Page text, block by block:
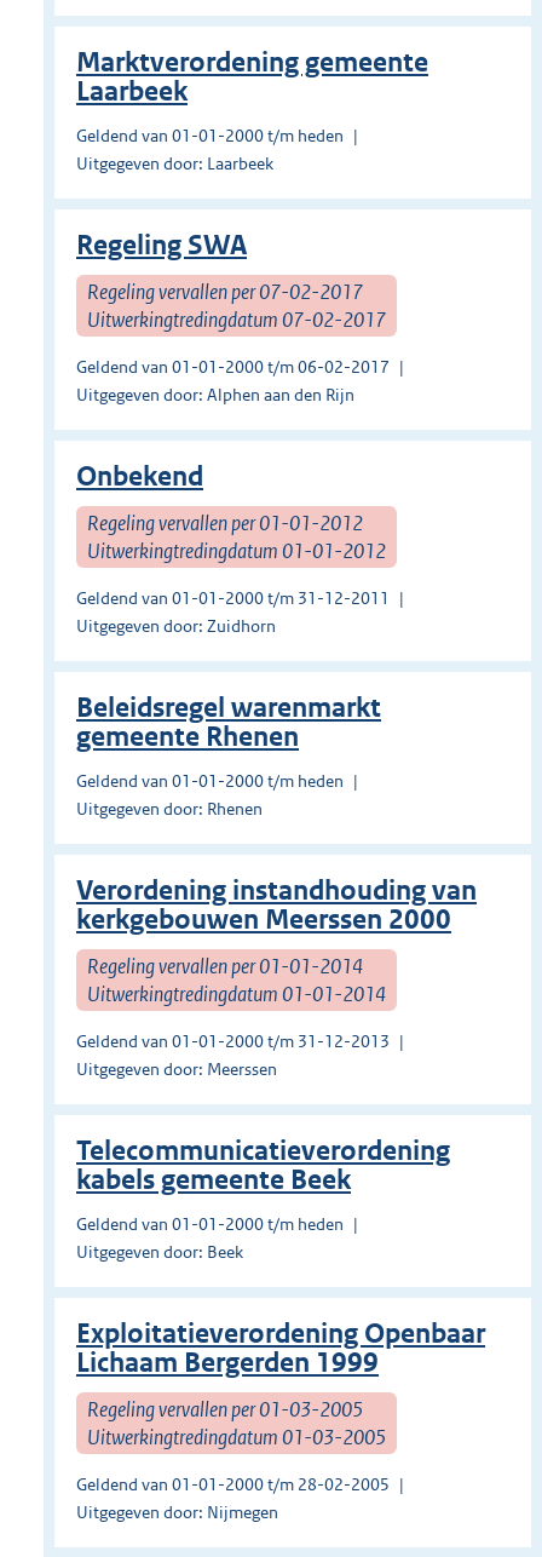
Marktverordening gemeente
Laarbeek
Geldend van 01-01-2000 t/m heden
Uitgegeven door: Laarbeek
Regeling SWA
Regeling vervallen per 07-02-2017
Uitwerkingtredingdatum 07-02-2017
Geldend van 01-01-2000 t/m 06-02-2017
Uitgegeven door: Alphen aan den Rijn
Onbekend
Regeling vervallen per 01-01-2012
Uitwerkingtredingdatum 01-01-2012
Geldend van 01-01-2000 t/m 31-12-2011
Uitgegeven door: Zuidhorn
Beleidsregel warenmarkt
gemeente Rhenen
Geldend van 01-01-2000 t/m heden
Uitgegeven door: Rhenen
Verordening instandhouding van
kerkgebouwen Meerssen 2000
Regeling vervallen per 01-01-2014
Uitwerkingtredingdatum 01-01-2014
Geldend van 01-01-2000 t/m 31-12-2013
Uitgegeven door: Meerssen
Telecommunicatieverordening
kabels gemeente Beek
Geldend van 01-01-2000 t/m heden
Uitgegeven door: Beek
Exploitatieverordening Openbaar
Lichaam Bergerden 1999
Regeling vervallen per 01-03-2005
Uitwerkingtredingdatum 01-03-2005
Geldend van 01-01-2000 t/m 28-02-2005
Uitgegeven door: Nijmegen